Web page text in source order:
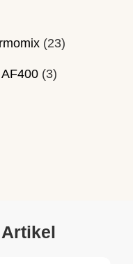
(23)
(3)